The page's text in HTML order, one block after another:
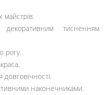
майстрів.
тисненням
рогу.
наконечниками.